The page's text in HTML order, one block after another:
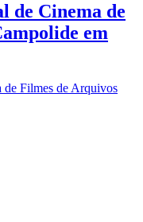
de Cinema de
em
Filmes de Arquivos